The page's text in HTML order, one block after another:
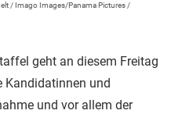
/ Imago Images/Panama Pictures /
geht an diesem Freitag
Kandidatinnen und
und vor allem der